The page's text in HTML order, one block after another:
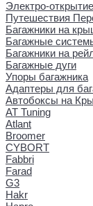
Электро-
Путешествия
Багажники на
Багажные
Багажники на
Багажные дуги
Упоры багажника
Адаптеры для
Автобоксы на
AT Tuning
Atlant
Broomer
CYBORT
Fabbri
Farad
G3
Hakr